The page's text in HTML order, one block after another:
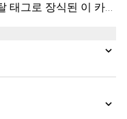
태그로 장식된 이 카드